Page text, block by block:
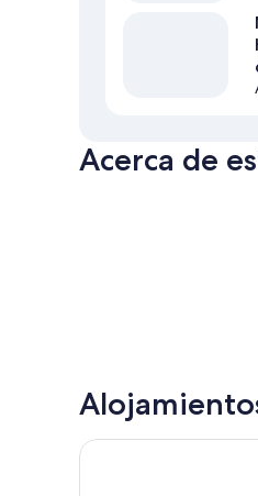
Acerca de
The Executive Inn